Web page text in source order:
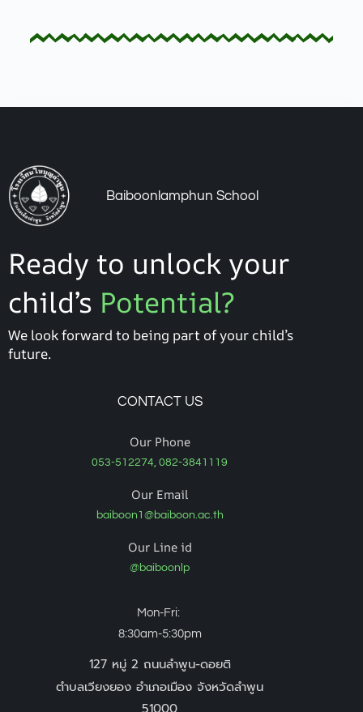
Baiboonlamphun School
Ready to unlock your
child’s Potential?
We look forward to being part of your child’s
future.
CONTACT US
Our Phone
053-512274, 082-3841119
Our Email
baiboon1@baiboon.ac.th
Our Line id
@baiboonlp
Mon-Fri:
8:30am-5:30pm
127 หมู่ 2 ถนนลำพูน-ดอยติ
ตำบลเวียงยอง อำเภอเมือง จังหวัดลำพูน